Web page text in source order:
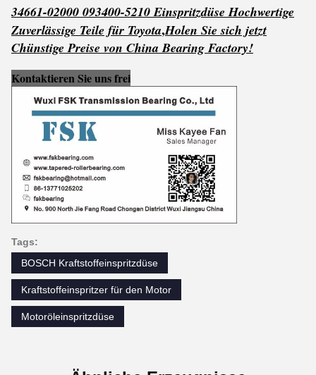
34661-02000 093400-5210 Einspritzdüse Hochwertige
Zuverlässige Teile für Toyota,Holen Sie sich jetzt
Chünstige Preise von China Bearing Factory!
Kontaktieren Sie uns frei
Tags:
BOSCH Kraftstoffeinspritzdüse
Kraftstoffeinspritzer für den Motor
Motoröleinspritzdüse